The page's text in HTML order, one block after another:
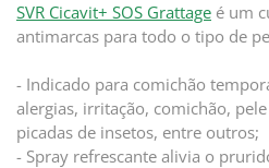
SVR Cicavit+ SOS Grattage é um
antimarcas para todo o tipo de
- Indicado para comichão
alergias, irritação, comichão,
picadas de insetos, entre outros;
- Spray refrescante alivia o